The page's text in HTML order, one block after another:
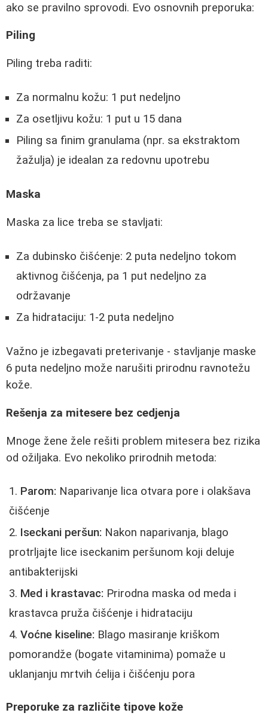
ako se pravilno sprovodi. Evo osnovnih preporuka:
Piling
Piling treba raditi:
Za normalnu kožu: 1 put nedeljno
Za osetljivu kožu: 1 put u 15 dana
Piling sa finim granulama (npr. sa ekstraktom
žažulja) je idealan za redovnu upotrebu
Maska
Maska za lice treba se stavljati:
Za dubinsko čišćenje: 2 puta nedeljno tokom
aktivnog čišćenja, pa 1 put nedeljno za
održavanje
Za hidrataciju: 1-2 puta nedeljno
Važno je izbegavati preterivanje - stavljanje maske
6 puta nedeljno može narušiti prirodnu ravnotežu
kože.
Rešenja za mitesere bez cedjenja
Mnoge žene žele rešiti problem mitesera bez rizika
od ožiljaka. Evo nekoliko prirodnih metoda:
Parom: Naparivanje lica otvara pore i olakšava
čišćenje
Iseckani peršun: Nakon naparivanja, blago
protrljajte lice iseckanim peršunom koji deluje
antibakterijski
Med i krastavac: Prirodna maska od meda i
krastavca pruža čišćenje i hidrataciju
Voćne kiseline: Blago masiranje kriškom
pomorandže (bogate vitaminima) pomaže u
uklanjanju mrtvih ćelija i čišćenju pora
Preporuke za različite tipove kože